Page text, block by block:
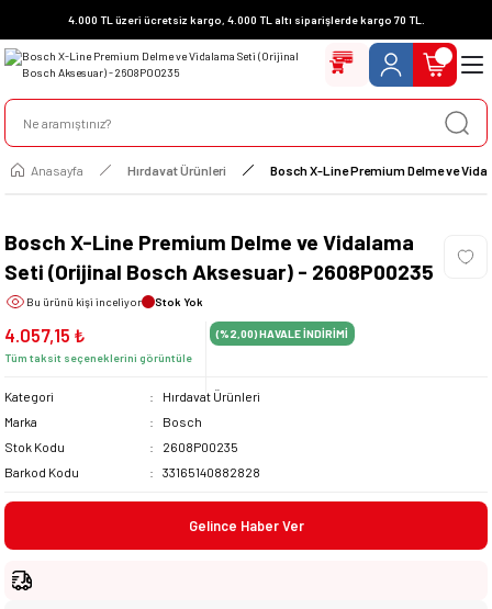
4.000 TL üzeri ücretsiz kargo, 4.000 TL altı siparişlerde kargo 70 TL.
Anasayfa Hırdavat Ürünleri Bosch X-Line Premium Delme ve
Bosch X-Line Premium Delme ve Vidalama
Seti (Orijinal Bosch Aksesuar) - 2608P00235
Bu ürünü kişi inceliyor Stok Yok
4.057,15 ₺
Tüm taksit seçeneklerini görüntüle
(%2,00)HAVALE İNDİRİMİ
Kategori
Hırdavat Ürünleri
Marka
Bosch
Stok Kodu
2608P00235
Barkod Kodu
33165140882828
Gelince Haber Ver